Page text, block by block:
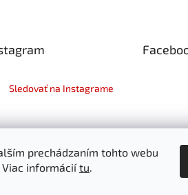
prechádzaním tohto webu
informáciítu.
Sledovať na Instagrame